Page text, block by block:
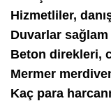
Hizmetliler,
Duvarlar
Beton direkleri,
Mermer
Kaç para